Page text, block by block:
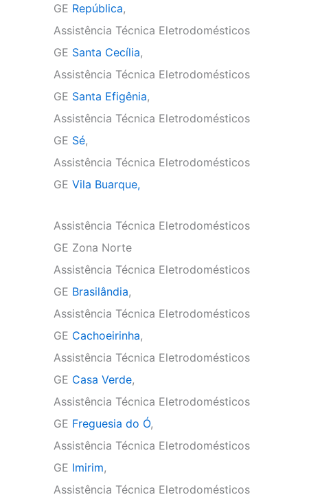
GE República,
Assistência Técnica Eletrodomésticos
GE Santa Cecília,
Assistência Técnica Eletrodomésticos
GE Santa Efigênia,
Assistência Técnica Eletrodomésticos
GE Sé,
Assistência Técnica Eletrodomésticos
GE Vila Buarque,
Assistência Técnica Eletrodomésticos
GE Zona Norte
Assistência Técnica Eletrodomésticos
GE Brasilândia,
Assistência Técnica Eletrodomésticos
GE Cachoeirinha,
Assistência Técnica Eletrodomésticos
GE Casa Verde,
Assistência Técnica Eletrodomésticos
GE Freguesia do Ó,
Assistência Técnica Eletrodomésticos
GE Imirim,
Assistência Técnica Eletrodomésticos